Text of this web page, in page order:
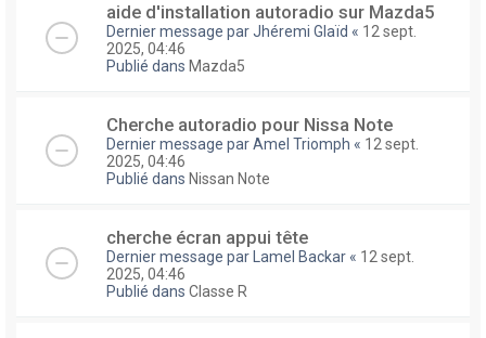
aide d'installation autoradio sur Mazda5
Dernier message parJhéremi Glaïd « 12 sept.
2025, 04:46
Publié dans Mazda5
Cherche autoradio pour Nissa Note
Dernier message parAmel Triomph « 12 sept.
2025, 04:46
Publié dans Nissan Note
cherche écran appui tête
Dernier message par Lamel Backar « 12 sept.
2025, 04:46
Publié dans Classe R